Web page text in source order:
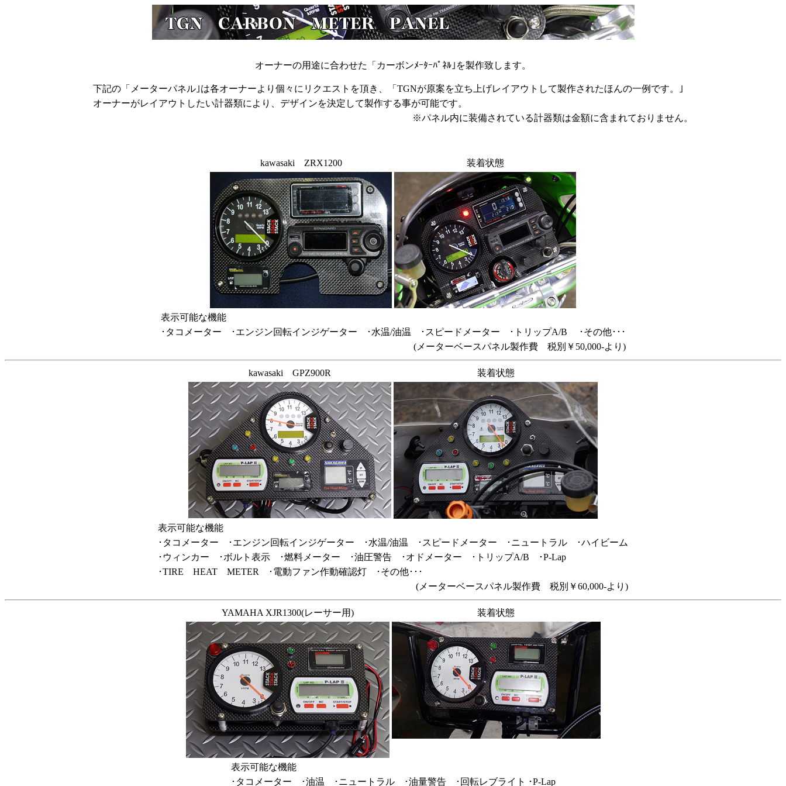
オーナーの用途に合わせた「カーボンﾒｰﾀｰﾊﾟﾈﾙ｣を製作致します。
下記の「メーターパネル｣は各オーナーより個々にリクエストを頂き、「TGNが原案を立ち上げレイアウトして製作されたほんの一例です。｣
オーナーがレイアウトしたい計器類により、デザインを決定して製作する事が可能です。
※パネル内に装備されている計器類は金額に含まれておりません。
kawasaki ZRX1200 装着状態
表示可能な機能
･タコメーター ･エンジン回転インジゲーター ･水温/油温 ･スピードメーター ･トリップA/B ･その他･･･
(メーターベースパネル製作費 税別￥50,000-より)
kawasaki GPZ900R 装着状態
表示可能な機能
･タコメーター ･エンジン回転インジゲーター ･水温/油温 ･スピードメーター ･ニュートラル ･ハイビーム
･ウィンカー ･ボルト表示 ･燃料メーター ･油圧警告 ･オドメーター ･トリップA/B ･P-Lap
･TIRE HEAT METER ･電動ファン作動確認灯 ･その他･･･
(メーターベースパネル製作費 税別￥60,000-より)
YAMAHA XJR1300(レーサー用) 装着状態
表示可能な機能
･タコメーター ･油温 ･ニュートラル ･油量警告 ･回転レブライト ･P-Lap